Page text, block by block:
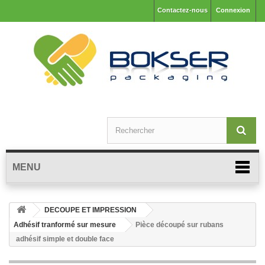
Connexion
Contactez-nous
MENU
DECOUPE ET IMPRESSION
Adhésif tranformé sur mesure
Pièce découpé sur rubans
adhésif simple et double face